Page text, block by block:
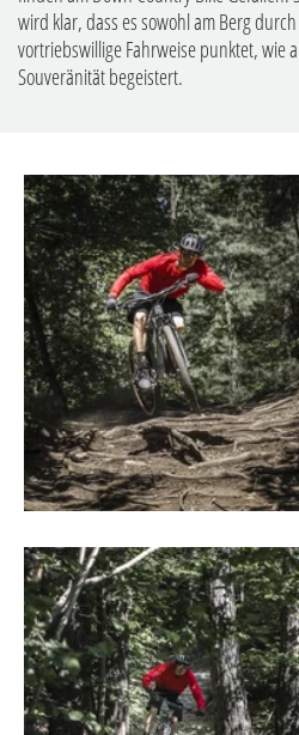
wird klar, dass es sowohl am Berg
vortriebswillige Fahrweise punktet, wie
Souveränität begeistert.